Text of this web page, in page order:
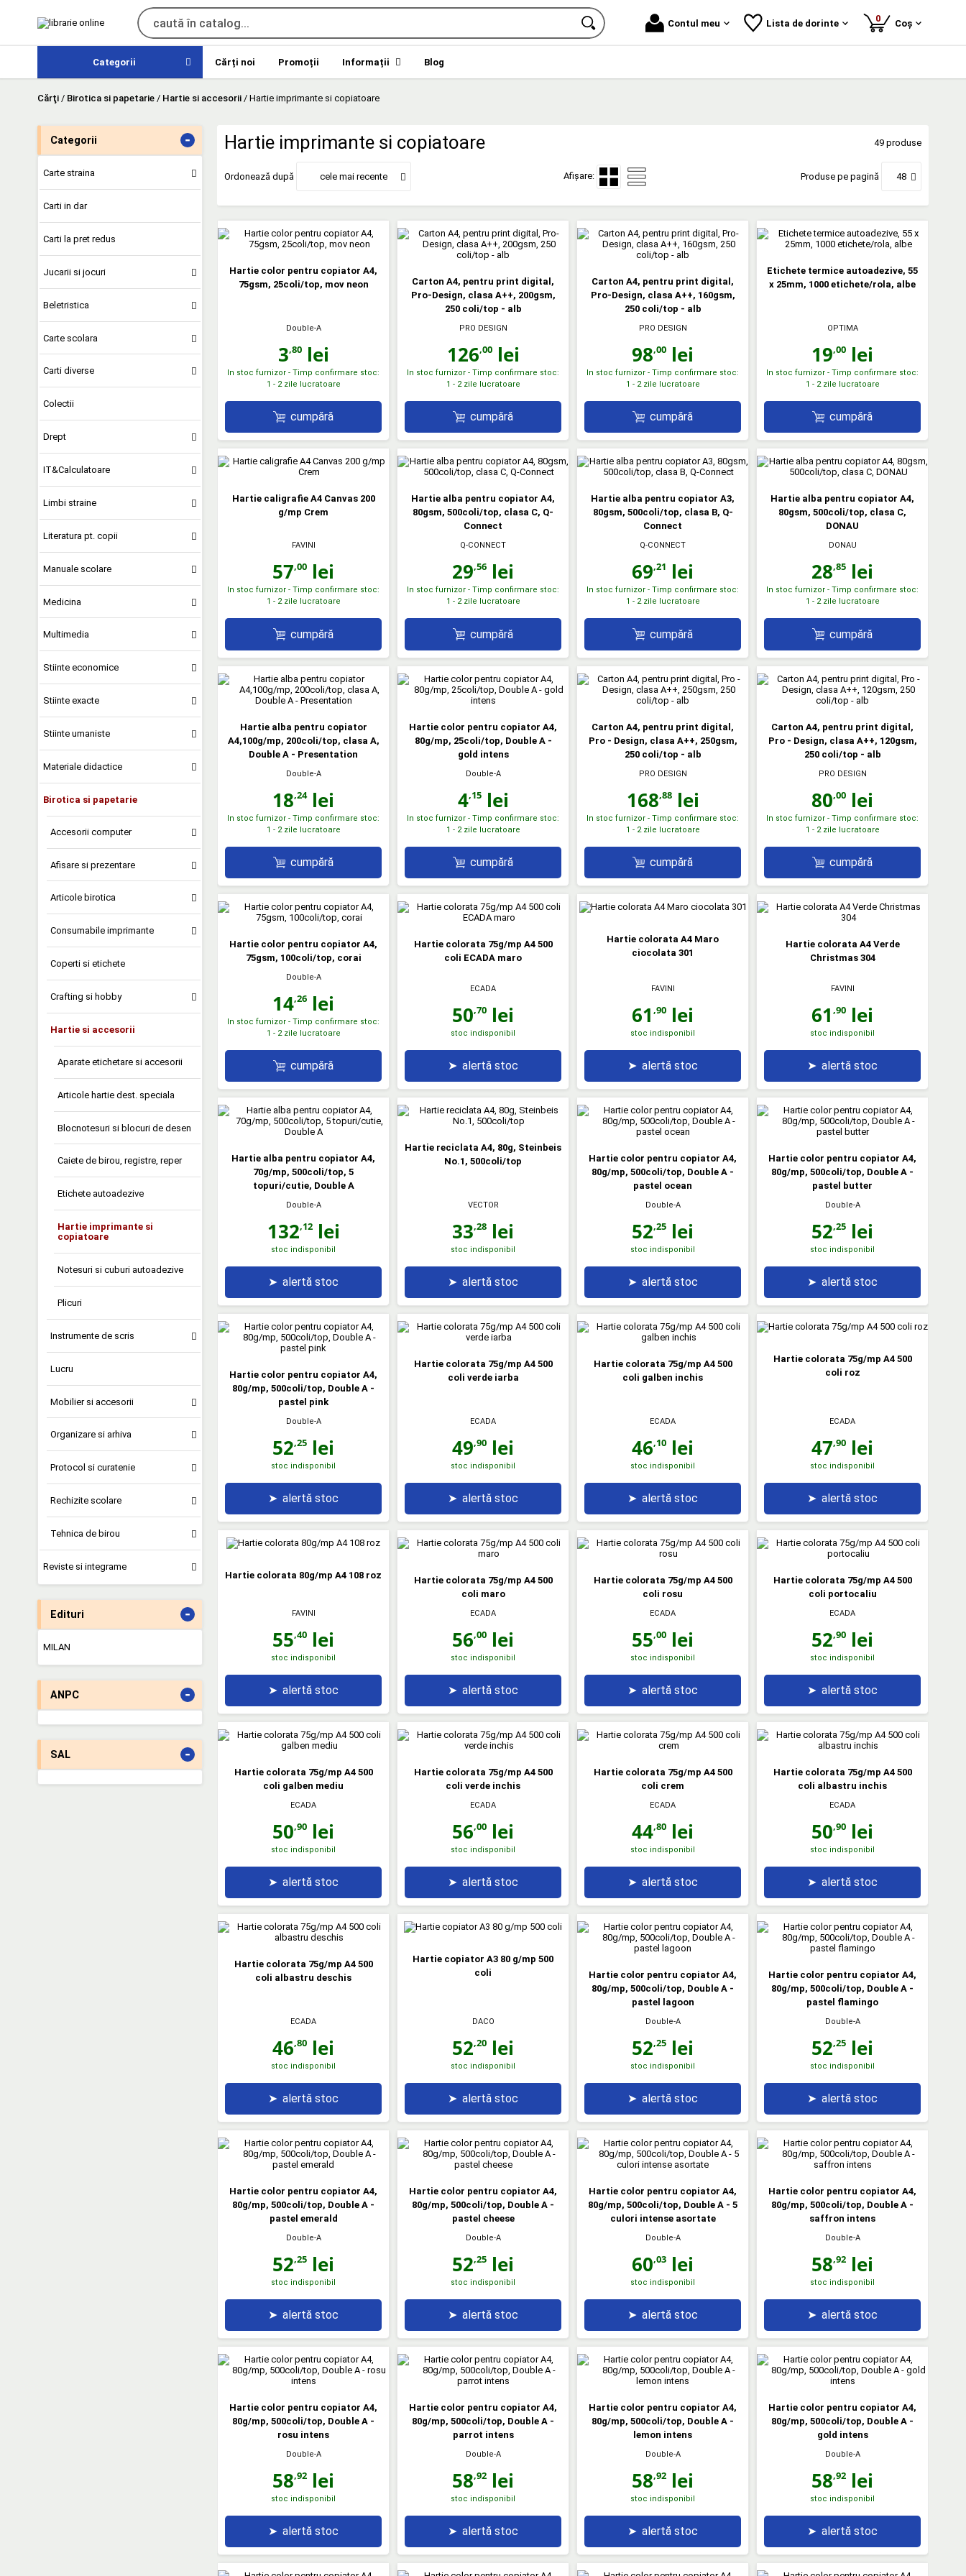
Contul meu Lista de dorinte 0produse
Coș
Categorii Cărți noi Promoții Informații Blog
Cărţi / Birotica si papetarie / Hartie si accesorii / Hartie imprimante si copiatoare
Categorii -
Carte straina
Carti in dar
Carti la pret redus
Jucarii si jocuri
Beletristica
Carte scolara
Carti diverse
Colectii
Drept
IT&Calculatoare
Limbi straine
Literatura pt. copii
Manuale scolare
Medicina
Multimedia
Stiinte economice
Stiinte exacte
Stiinte umaniste
Materiale didactice
Birotica si papetarie
Accesorii computer
Afisare si prezentare
Articole birotica
Consumabile imprimante
Coperti si etichete
Crafting si hobby
Hartie si accesorii
Aparate etichetare si accesorii
Articole hartie dest. speciala
Blocnotesuri si blocuri de desen
Caiete de birou, registre, reper
Etichete autoadezive
Hartie imprimante si
copiatoare
Notesuri si cuburi autoadezive
Plicuri
Instrumente de scris
Lucru
Mobilier si accesorii
Organizare si arhiva
Protocol si curatenie
Rechizite scolare
Tehnica de birou
Reviste si integrame
Edituri -
MILAN
ANPC -
SAL -
Hartie imprimante si copiatoare 49 produse
Ordonează după cele mai recente Afișare: Produse pe pagină 48
Hartie color pentru copiator A4,
75gsm, 25coli/top, mov neon
Double-A
3,80lei
In stoc furnizor - Timp confirmare stoc:
1 - 2 zile lucratoare
cumpără
Carton A4, pentru print digital,
Pro-Design, clasa A++, 200gsm,
250 coli/top - alb
PRO DESIGN
126,00lei
In stoc furnizor - Timp confirmare stoc:
1 - 2 zile lucratoare
cumpără
Carton A4, pentru print digital,
Pro-Design, clasa A++, 160gsm,
250 coli/top - alb
PRO DESIGN
98,00 lei
In stoc furnizor - Timp confirmare stoc:
1 - 2 zile lucratoare
cumpără
Etichete termice autoadezive, 55
x 25mm, 1000 etichete/rola, albe
OPTIMA
19,00 lei
In stoc furnizor - Timp confirmare stoc:
1 - 2 zile lucratoare
cumpără
Hartie caligrafie A4 Canvas 200
g/mp Crem
FAVINI
57,00 lei
In stoc furnizor - Timp confirmare stoc:
1 - 2 zile lucratoare
cumpără
Hartie alba pentru copiator A4,
80gsm, 500coli/top, clasa C, Q-
Connect
Q-CONNECT
29,56 lei
In stoc furnizor - Timp confirmare stoc:
1 - 2 zile lucratoare
cumpără
Hartie alba pentru copiator A3,
80gsm, 500coli/top, clasa B, Q-
Connect
Q-CONNECT
69,21 lei
In stoc furnizor - Timp confirmare stoc:
1 - 2 zile lucratoare
cumpără
Hartie alba pentru copiator A4,
80gsm, 500coli/top, clasa C,
DONAU
DONAU
28,85 lei
In stoc furnizor - Timp confirmare stoc:
1 - 2 zile lucratoare
cumpără
Hartie alba pentru copiator
A4,100g/mp, 200coli/top, clasa A,
Double A - Presentation
Double-A
18,24lei
In stoc furnizor - Timp confirmare stoc:
1 - 2 zile lucratoare
cumpără
Hartie color pentru copiator A4,
80g/mp, 25coli/top, Double A -
gold intens
Double-A
4,15lei
In stoc furnizor - Timp confirmare stoc:
1 - 2 zile lucratoare
cumpără
Carton A4, pentru print digital,
Pro - Design, clasa A++, 250gsm,
250 coli/top - alb
PRO DESIGN
168,88lei
In stoc furnizor - Timp confirmare stoc:
1 - 2 zile lucratoare
cumpără
Carton A4, pentru print digital,
Pro - Design, clasa A++, 120gsm,
250 coli/top - alb
PRO DESIGN
80,00 lei
In stoc furnizor - Timp confirmare stoc:
1 - 2 zile lucratoare
cumpără
Hartie color pentru copiator A4,
75gsm, 100coli/top, corai
Double-A
14,26 lei
In stoc furnizor - Timp confirmare stoc:
1 - 2 zile lucratoare
cumpără
Hartie colorata 75g/mp A4 500
coli ECADA maro
ECADA
50,70 lei
stoc indisponibil
➤ alertă stoc
Hartie colorata A4 Maro
ciocolata 301
FAVINI
61 ,90 lei
stoc indisponibil
➤ alertă stoc
Hartie colorata A4 Verde
Christmas 304
FAVINI
61 ,90 lei
stoc indisponibil
➤ alertă stoc
Hartie alba pentru copiator A4,
70g/mp, 500coli/top, 5
topuri/cutie, Double A
Double-A
132,12lei
stoc indisponibil
➤ alertă stoc
Hartie reciclata A4, 80g, Steinbeis
No.1, 500coli/top
VECTOR
33,28 lei
stoc indisponibil
➤ alertă stoc
Hartie color pentru copiator A4,
80g/mp, 500coli/top, Double A -
pastel ocean
Double-A
52,25 lei
stoc indisponibil
➤ alertă stoc
Hartie color pentru copiator A4,
80g/mp, 500coli/top, Double A -
pastel butter
Double-A
52,25 lei
stoc indisponibil
➤ alertă stoc
Hartie color pentru copiator A4,
80g/mp, 500coli/top, Double A -
pastel pink
Double-A
52,25 lei
stoc indisponibil
➤ alertă stoc
Hartie colorata 75g/mp A4 500
coli verde iarba
ECADA
49,90 lei
stoc indisponibil
➤ alertă stoc
Hartie colorata 75g/mp A4 500
coli galben inchis
ECADA
46,10 lei
stoc indisponibil
➤ alertă stoc
Hartie colorata 75g/mp A4 500
coli roz
ECADA
47,90 lei
stoc indisponibil
➤ alertă stoc
Hartie colorata 80g/mp A4 108 roz
FAVINI
55,40 lei
stoc indisponibil
➤ alertă stoc
Hartie colorata 75g/mp A4 500
coli maro
ECADA
56,00 lei
stoc indisponibil
➤ alertă stoc
Hartie colorata 75g/mp A4 500
coli rosu
ECADA
55,00 lei
stoc indisponibil
➤ alertă stoc
Hartie colorata 75g/mp A4 500
coli portocaliu
ECADA
52,90 lei
stoc indisponibil
➤ alertă stoc
Hartie colorata 75g/mp A4 500
coli galben mediu
ECADA
50,90 lei
stoc indisponibil
➤ alertă stoc
Hartie colorata 75g/mp A4 500
coli verde inchis
ECADA
56,00 lei
stoc indisponibil
➤ alertă stoc
Hartie colorata 75g/mp A4 500
coli crem
ECADA
44,80 lei
stoc indisponibil
➤ alertă stoc
Hartie colorata 75g/mp A4 500
coli albastru inchis
ECADA
50,90 lei
stoc indisponibil
➤ alertă stoc
Hartie colorata 75g/mp A4 500
coli albastru deschis
ECADA
46,80 lei
stoc indisponibil
➤ alertă stoc
Hartie copiator A3 80 g/mp 500
coli
DACO
52,20 lei
stoc indisponibil
➤ alertă stoc
Hartie color pentru copiator A4,
80g/mp, 500coli/top, Double A -
pastel lagoon
Double-A
52,25 lei
stoc indisponibil
➤ alertă stoc
Hartie color pentru copiator A4,
80g/mp, 500coli/top, Double A -
pastel flamingo
Double-A
52,25 lei
stoc indisponibil
➤ alertă stoc
Hartie color pentru copiator A4,
80g/mp, 500coli/top, Double A -
pastel emerald
Double-A
52,25 lei
stoc indisponibil
➤ alertă stoc
Hartie color pentru copiator A4,
80g/mp, 500coli/top, Double A -
pastel cheese
Double-A
52,25 lei
stoc indisponibil
➤ alertă stoc
Hartie color pentru copiator A4,
80g/mp, 500coli/top, Double A - 5
culori intense asortate
Double-A
60,03 lei
stoc indisponibil
➤ alertă stoc
Hartie color pentru copiator A4,
80g/mp, 500coli/top, Double A -
saffron intens
Double-A
58,92 lei
stoc indisponibil
➤ alertă stoc
Hartie color pentru copiator A4,
80g/mp, 500coli/top, Double A -
rosu intens
Double-A
58,92 lei
stoc indisponibil
➤ alertă stoc
Hartie color pentru copiator A4,
80g/mp, 500coli/top, Double A -
parrot intens
Double-A
58,92 lei
stoc indisponibil
➤ alertă stoc
Hartie color pentru copiator A4,
80g/mp, 500coli/top, Double A -
lemon intens
Double-A
58,92 lei
stoc indisponibil
➤ alertă stoc
Hartie color pentru copiator A4,
80g/mp, 500coli/top, Double A -
gold intens
Double-A
58,92 lei
stoc indisponibil
➤ alertă stoc